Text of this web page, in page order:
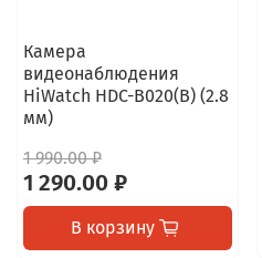
Камера
видеонаблюдения
HiWatch HDC-B020(B) (2.8
мм)
1 990.00 ₽
1 290.00 ₽
В корзину